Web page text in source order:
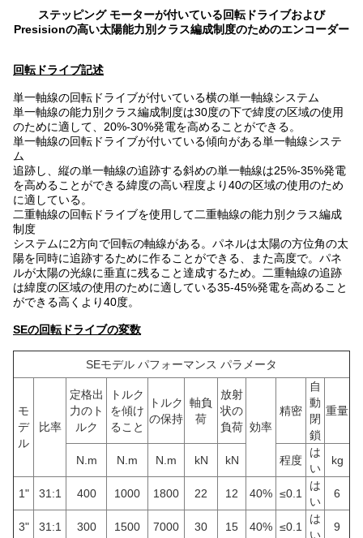
ステッピング モーターが付いている回転ドライブおよび
Presisionの高い太陽能力別クラス編成制度のためのエンコーダー
回転ドライブ記述
単一軸線の回転ドライブが付いている横の単一軸線システム
単一軸線の能力別クラス編成制度は30度の下で緯度の区域の使用
のために適して、20%-30%発電を高めることができる。
単一軸線の回転ドライブが付いている傾向がある単一軸線システ
ム
追跡し、縦の単一軸線の追跡する斜めの単一軸線は25%-35%発電
を高めることができる緯度の高い程度より40の区域の使用のため
に適している。
二重軸線の回転ドライブを使用して二重軸線の能力別クラス編成
制度
システムに2方向で回転の軸線がある。パネルは太陽の方位角の太
陽を同時に追跡するために作ることができる、また高度で。パネ
ルが太陽の光線に垂直に残ること達成するため。二重軸線の追跡
は緯度の区域の使用のために適している35-45%発電を高めること
ができる高くより40度。
SEの回転ドライブの変数
SEモデル パフォーマンス パラメータ
モ
デ
ル
比率
定格出
力のト
ルク
トルク
を傾け
ること
トルク
の保持
軸負
荷
放射
状の
負荷 効率
精密
自
動
閉
鎖
重量
N.m N.m N.m kN kN 程度
は
い
kg
1" 31:1 400 1000 1800 22 12 40% ≤0.1
は
い
6
3" 31:1 300 1500 7000 30 15 40% ≤0.1
は
い
9